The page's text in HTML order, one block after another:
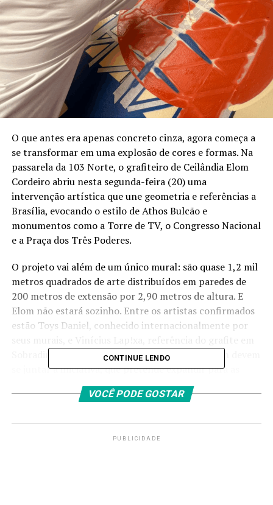
O que antes era apenas concreto cinza, agora começa a
se transformar em uma explosão de cores e formas. Na
passarela da 103 Norte, o grafiteiro de Ceilândia Elom
Cordeiro abriu nesta segunda-feira (20) uma
intervenção artística que une geometria e referências a
Brasília, evocando o estilo de Athos Bulcão e
monumentos como a Torre de TV, o Congresso Nacional
e a Praça dos Três Poderes.
O projeto vai além de um único mural: são quase 1,2 mil
metros quadrados de arte distribuídos em paredes de
200 metros de extensão por 2,90 metros de altura. E
Elom não estará sozinho. Entre os artistas confirmados
estão Toys Daniel, conhecido internacionalmente por
Sobradinho. Outros talentos da periferia também devem
se juntar à iniciativa, que pretende expandir para as
demais passagens subterrâneas do Plano Piloto.
e mostrando o talento dos artistas candangos. Além
disso, queremos abrir espaço para jovens que querem
CONTINUE LENDO
VOCÊ PODE GOSTAR
PUBLICIDADE